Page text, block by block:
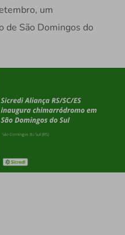
um
de São Domingos do